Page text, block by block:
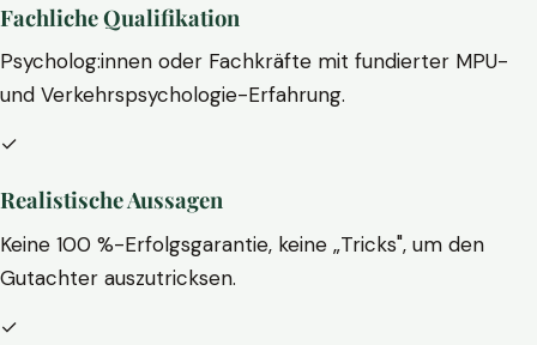
Fachliche Qualifikation
Psycholog:innen oder Fachkräfte mit fundierter MPU-
und Verkehrspsychologie-Erfahrung.
✓
Realistische Aussagen
Keine 100 %-Erfolgsgarantie, keine „Tricks", um den
Gutachter auszutricksen.
✓